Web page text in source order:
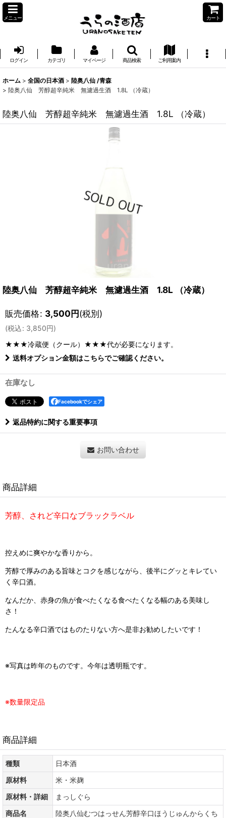
メニュー カート
ログイン カテゴリ マイページ 商品検索 ご利用案内
ホーム > 全国の日本酒 > 陸奥八仙 /青森
> 陸奥八仙 芳醇超辛純米 無濾過生酒 1.8L （冷蔵）
陸奥八仙 芳醇超辛純米 無濾過生酒 1.8L （冷蔵）
陸奥八仙 芳醇超辛純米 無濾過生酒 1.8L （冷蔵）
販売価格: 3,500円(税別)
(税込: 3,850円)
★★★冷蔵便（クール）★★★代が必要になります。
送料オプション金額はこちらでご確認ください。
在庫なし
Facebookでシェア
返品特約に関する重要事項
お問い合わせ
商品詳細
芳醇、されど辛口なブラックラベル
控えめに爽やかな香りから。
芳醇で厚みのある旨味とコクを感じながら、後半にグッとキレてい
く辛口酒。
なんだか、赤身の魚が食べたくなる食べたくなる幅のある美味し
さ！
たんなる辛口酒ではものたりない方へ是非お勧めしたいです！
※写真は昨年のものです。今年は透明瓶です。
※数量限定品
商品詳細
種類
日本酒
原材料
米・米麹
原材料・詳細
まっしぐら
商品名
陸奥八仙むつはっせん芳醇辛口ほうじゅんからくち